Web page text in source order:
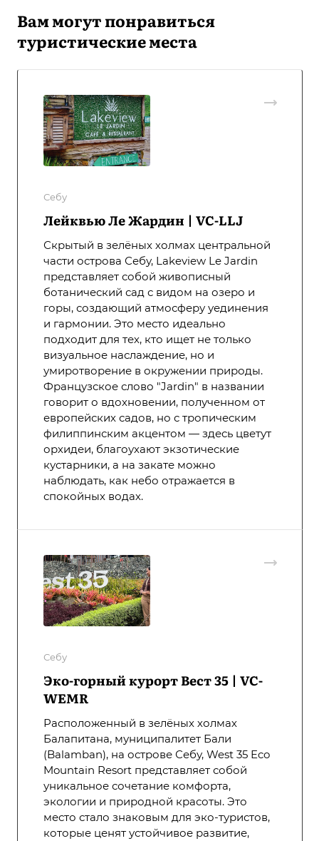
Вам могут понравиться
туристические места
Себу
Лейквью Ле Жардин | VC-LLJ
Скрытый в зелёных холмах центральной
части острова Себу, Lakeview Le Jardin
представляет собой живописный
ботанический сад с видом на озеро и
горы, создающий атмосферу уединения
и гармонии. Это место идеально
подходит для тех, кто ищет не только
визуальное наслаждение, но и
умиротворение в окружении природы.
Французское слово "Jardin" в названии
говорит о вдохновении, полученном от
европейских садов, но с тропическим
филиппинским акцентом — здесь цветут
орхидеи, благоухают экзотические
кустарники, а на закате можно
наблюдать, как небо отражается в
спокойных водах.
Себу
Эко-горный курорт Вест 35 | VC-
WEMR
Расположенный в зелёных холмах
Балапитана, муниципалитет Бали
(Balamban), на острове Себу, West 35 Eco
Mountain Resort представляет собой
уникальное сочетание комфорта,
экологии и природной красоты. Это
место стало знаковым для эко-туристов,
которые ценят устойчивое развитие,